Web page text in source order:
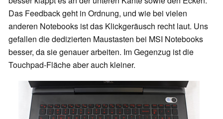
Das Feedback geht in Ordnung, und wie bei vielen
anderen Notebooks ist das Klickgeräusch recht laut. Uns
gefallen die dedizierten Maustasten bei MSI Notebooks
besser, da sie genauer arbeiten. Im Gegenzug ist die
Touchpad-Fläche aber auch kleiner.